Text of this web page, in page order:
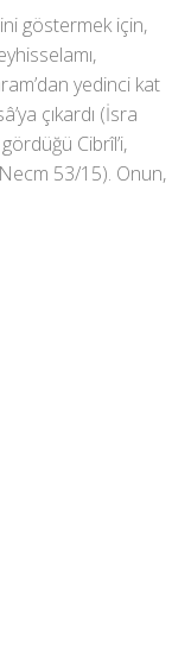
göstermek için,
yedinci kat
çıkardı (İsra
Cibrîl’i,
53/15). Onun,